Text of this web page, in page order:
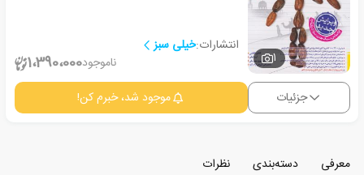
1
انتشارات:خیلی سبز
ناموجود1،390،000
جزئیات موجود شد، خبرم کن!
معرفی دسته‌بندی
نظرات